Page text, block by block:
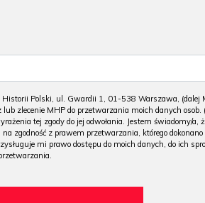
Polski, ul. Gwardii 1, 01-538 Warszawa, (dalej
zlecenie MHP do przetwarzania moich danych
tej zgody do jej odwołania. Jestem świadomy/
na zgodność z prawem przetwarzania, którego
mi prawo dostępu do moich danych, do ich